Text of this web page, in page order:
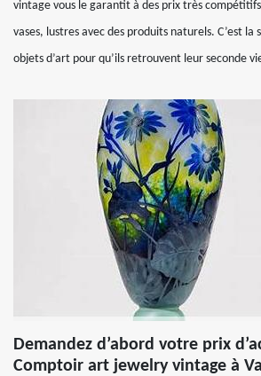
vintage vous le garantit à des prix très
vases, lustres avec des produits naturels. C’est la
objets d’art pour qu’ils retrouvent leur seconde
Demandez d’abord votre prix
Comptoir art jewelry vintage à